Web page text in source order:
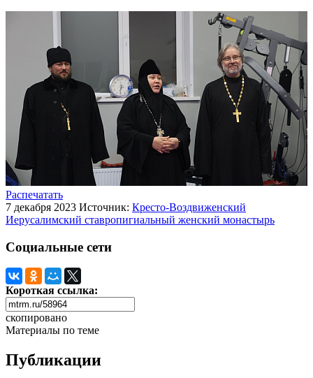
Распечатать
7 декабря 2023 Источник: Кресто-Воздвиженский
Иерусалимский ставропигиальный женский монастырь
Социальные сети
Короткая ссылка:
скопировано
Материалы по теме
Публикации